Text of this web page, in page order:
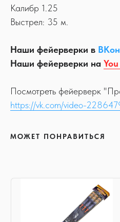
Калибр 1.25
Выстрел: 35 м.
Наши фейерверки в
Наши фейерверки на
Посмотреть фейерверк
https://vk.com/video-
МОЖЕТ ПОНРАВИТЬСЯ